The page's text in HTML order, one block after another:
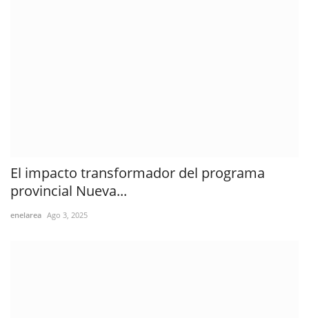
El impacto transformador del programa
provincial Nueva...
enelarea Ago 3, 2025